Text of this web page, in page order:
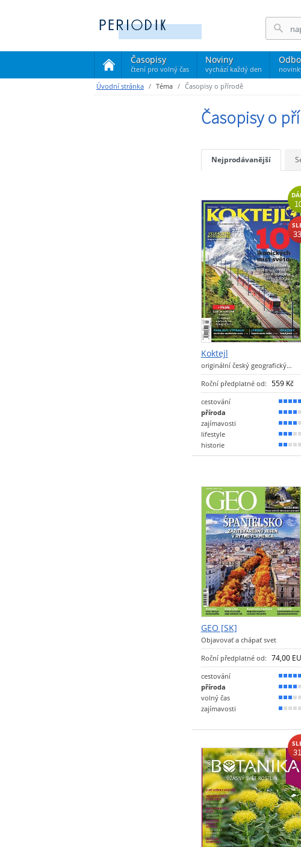
Časopisy
čtení pro volný čas
(current)
Noviny
vychází každý den
Úvodní stránka Téma Časopisy o přírodě
Časopisy o
Nejprodávanější
Koktejl
originální český geografický…
Roční předplatné od: 559 Kč
cestování
90 %
příroda
80 %
zajímavosti
70 %
lifestyle
60 %
historie
30 %
GEO [SK]
Objavovať a chápať svet
Roční předplatné od: 74,00
cestování
90 %
příroda
80 %
volný čas
50 %
zajímavosti
20 %